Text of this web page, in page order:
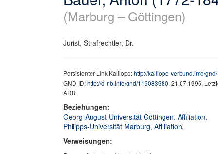
(Marburg – Göttingen)
Jurist, Strafrechtler, Dr.
Persistenter Link Kalliope:http://kalliope-verbund.info/
GND-ID:http://d-nb.info/gnd/116083980, 21.07.1995,
ADB
Beziehungen:
Georg-August-Universität Göttingen, Affiliation,
Philipps-Universität Marburg, Affiliation,
Verweisungen: